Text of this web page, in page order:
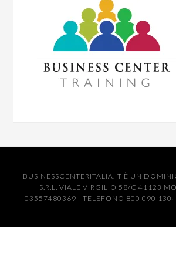
BUSINESSCENTERITALIA.IT È UN
S.R.L. VIALE VIRGILIO 58/C 41123
03557480369 - TELEFONO 800 090 130·